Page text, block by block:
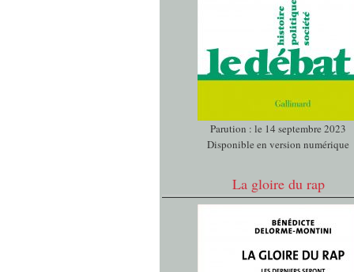
Parution : le 14 septembre 2023
Disponible en version numérique
La gloire du rap